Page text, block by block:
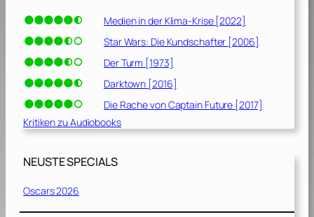
Medien in der Klima-Krise [2022]
Star Wars: Die Kundschafter [2006]
Der Turm [1973]
Darktown [2016]
Die Rache von Captain Future [2017]
Kritiken zu Audiobooks
NEUSTE SPECIALS
Oscars 2026